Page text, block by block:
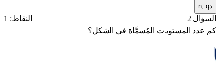
n, q
السؤال 2
النقاط: 1
كم عدد المستويات المُسمَّاة في الشكل؟